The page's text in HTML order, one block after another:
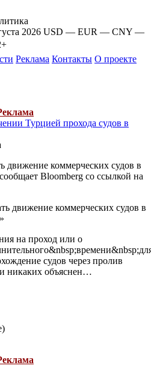
2026 USD — EUR — CNY —
Реклама Контакты О проекте
Турцией прохода судов в
движение коммерческих судов в
Bloomberg со ссылкой на
движение коммерческих судов в
на проход или о
судов через пролив
никаких объяснен…